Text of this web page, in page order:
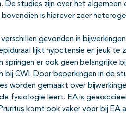
studies zijn over het algemeen
is hierover zeer
gevonden in
lijkt hypotensie en jeuk te
springen er ook geen belangrijke
CWI. Door beperkingen in de
worden gemaakt over
fysiologie leert. EA is
komt ook vaker voor bij EA